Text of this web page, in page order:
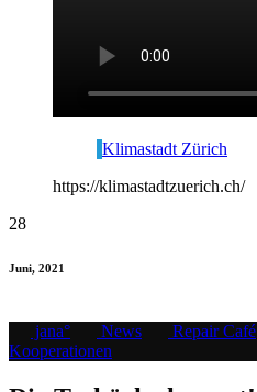
Klimastadt Zürich
https://klimastadtzuerich.ch/
28
Juni, 2021
jana° News Repair Café
Kooperationen